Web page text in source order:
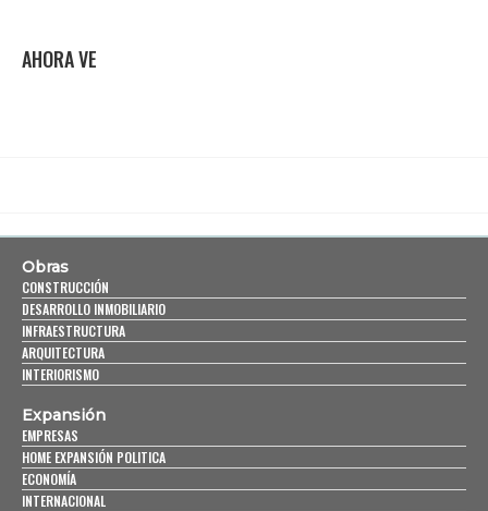
AHORA VE
Obras
CONSTRUCCIÓN
DESARROLLO INMOBILIARIO
INFRAESTRUCTURA
ARQUITECTURA
INTERIORISMO
Expansión
EMPRESAS
HOME EXPANSIÓN POLITICA
ECONOMÍA
INTERNACIONAL